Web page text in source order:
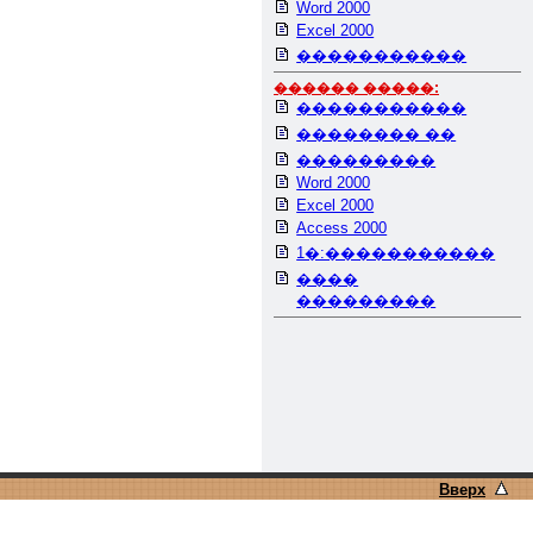
Word 2000
Excel 2000
�����������
������ �����:
�����������
�������� ��
���������
Word 2000
Excel 2000
Access 2000
1�:�����������
����
���������
Вверх